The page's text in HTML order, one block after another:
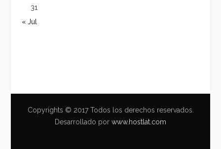
31
« Jul
Copyrights © 2017 Todos los derechos reservados.
Desarrollado por www.hostlat.com